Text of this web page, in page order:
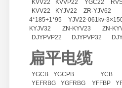
KVV22
KVVP22 YGC22
KVV22
KYJV22
ZR-YJV62
4*185+1*95
YJV22-061kv-
KYJV32
ZN-KYV23
ZN-
DJYPVP22
DJYPVP32
扁平电缆
YGCB YGCPB
YCB
YEFRBG
YGFRBG YFFBP